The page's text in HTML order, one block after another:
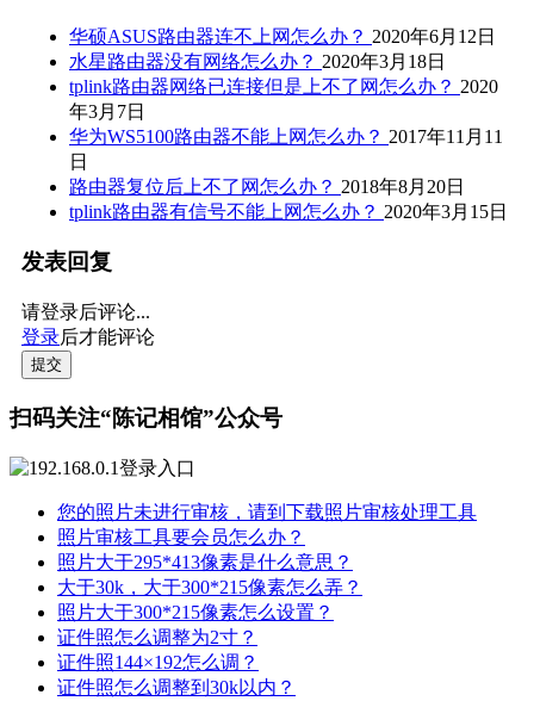
华硕ASUS路由器连不上网怎么办？ 2020年6月12日
水星路由器没有网络怎么办？ 2020年3月18日
tplink路由器网络已连接但是上不了网怎么办？ 2020
年3月7日
华为WS5100路由器不能上网怎么办？ 2017年11月11
日
路由器复位后上不了网怎么办？ 2018年8月20日
tplink路由器有信号不能上网怎么办？ 2020年3月15日
发表回复
请登录后评论...
登录后才能评论
提交
扫码关注“陈记相馆”公众号
您的照片未进行审核，请到下载照片审核处理工具
照片审核工具要会员怎么办？
照片大于295*413像素是什么意思？
大于30k，大于300*215像素怎么弄？
照片大于300*215像素怎么设置？
证件照怎么调整为2寸？
证件照144×192怎么调？
证件照怎么调整到30k以内？